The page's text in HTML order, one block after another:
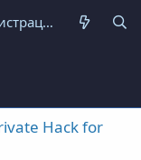
Регистрация
Hack for